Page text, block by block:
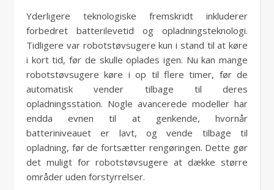
Yderligere teknologiske fremskridt inkluderer
forbedret batterilevetid og opladningsteknologi.
Tidligere var robotstøvsugere kun i stand til at køre
i kort tid, før de skulle oplades igen. Nu kan mange
robotstøvsugere køre i op til flere timer, før de
automatisk vender tilbage til deres
opladningsstation. Nogle avancerede modeller har
endda evnen til at genkende, hvornår
batteriniveauet er lavt, og vende tilbage til
opladning, før de fortsætter rengøringen. Dette gør
det muligt for robotstøvsugere at dække større
områder uden forstyrrelser.